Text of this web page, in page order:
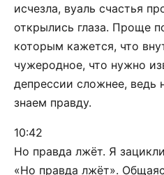
исчезла, вуаль счастья
открылись глаза. Проще
которым кажется, что
чужеродное, что нужно
депрессии сложнее, ведь
знаем правду.
10:42
Но правда лжёт. Я
«Но правда лжёт».